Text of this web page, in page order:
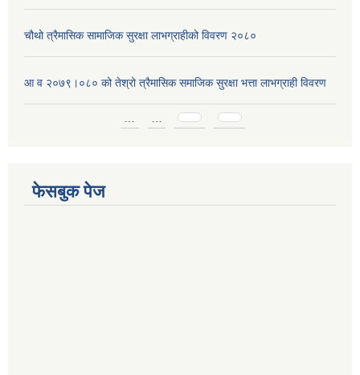
चौथो त्रैमासिक सामाजिक सुरक्षा लाभग्राहीको विवरण २०८०
आ व २०७९।०८० को तेश्रो त्रैमासिक समाजिक सुरक्षा भत्ता लाभग्राही विवरण
फेसबुक पेज